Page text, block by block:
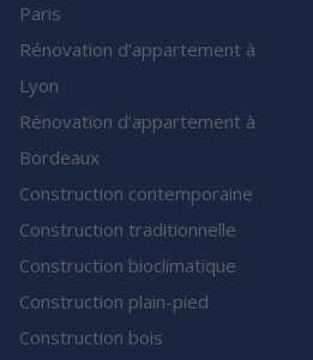
Paris
Rénovation d’appartement à
Lyon
Rénovation d’appartement à
Bordeaux
Construction contemporaine
Construction traditionnelle
Construction bioclimatique
Construction plain-pied
Construction bois